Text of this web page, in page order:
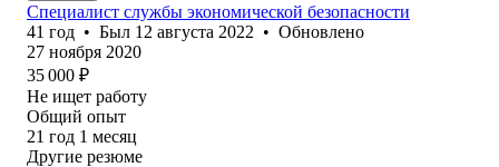
Специалист службы экономической безопасности
41 год • Был 12 августа 2022 • Обновлено
27 ноября 2020
35 000 ₽
Не ищет работу
Общий опыт
21 год 1 месяц
Другие резюме